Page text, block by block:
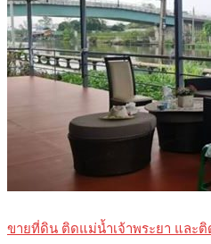
ขายที่ดิน ติดแม่น้ำเจ้าพระยา และ